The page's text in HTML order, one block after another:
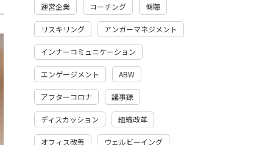
運営企業 コーチング 傾聴
リスキリング アンガーマネジメント
インナーコミュニケーション
エンゲージメント ABW
アフターコロナ 議事録
ディスカッション 組織改革
オフィス改善 ウェルビーイング